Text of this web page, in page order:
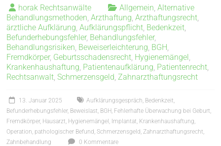
horak Rechtsanwälte Allgemein ,Alternative
Behandlungsmethoden ,Arzthaftung ,Arzthaftungsrecht
ärztliche Aufklärung ,Aufklärungspflicht Bedenkzeit
Befunderhebungsfehler, Behandlungsfehler,
Behandlungsrisiken Beweiserleichterung BGH
Fremdkörper, Geburtsschadensrecht Hygienemängel
Krankenhaushaftung Patientenaufklärung Patientenrecht
Rechtsanwalt ,Schmerzensgeld Zahnarzthaftungsrecht
13. Januar 2025 Aufklärungsgespräch Bedenkzeit
Befunderhebungsfehler, Beweislast BGH Fehlerhafte Überwachung bei Geburt
Fremdkörper, Hausarzt Hygienemängel Implantat Krankenhaushaftung
Operation pathologischer Befund ,Schmerzensgeld Zahnarzthaftungsrecht
Zahnbehandlung
0 Kommentare